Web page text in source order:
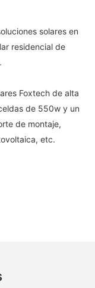
solares en
residencial de
Foxtech de alta
de 550w y un
de montaje,
etc.